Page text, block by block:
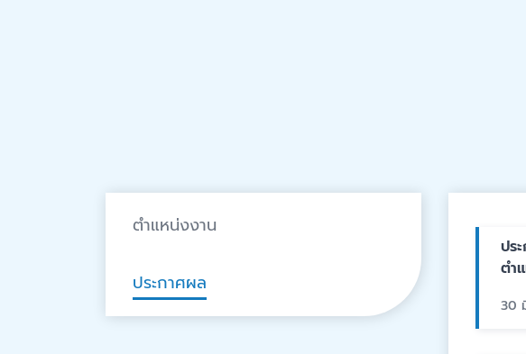
ตำแหน่งงาน
ประกาศผล
ปร
ตำ
30